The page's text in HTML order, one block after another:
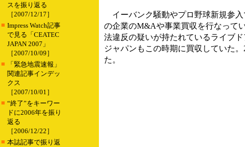
スを振り返る
［2007/12/17］
■ Impress Watch記事
で見る「CEATEC
JAPAN 2007」
［2007/10/09］
■
「緊急地震速報」
関連記事インデッ
クス
［2007/10/01］
■ “終了”をキーワー
ドに2006年を振り
返る
［2006/12/22］
■ 本誌記事で振り返
イーバンク騒動やプロ野球新規参入
の企業のM&Aや事業買収を行なって
法違反の疑いが持たれているライブ
ジャパンもこの時期に買収していた
た。